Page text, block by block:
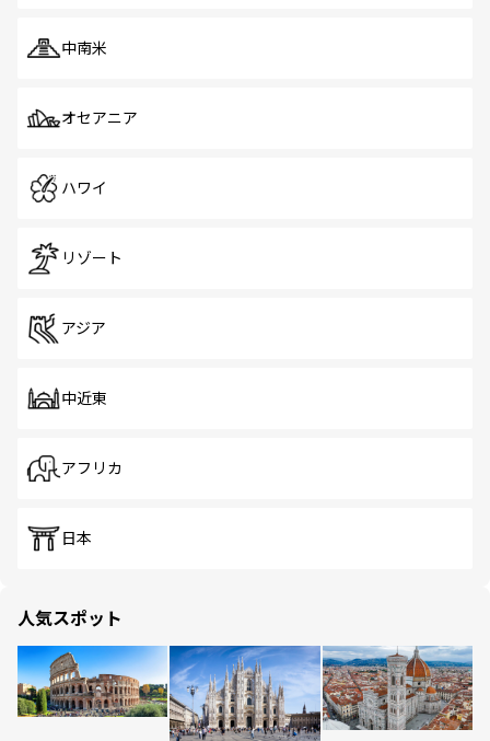
中南米
オセアニア
ハワイ
リゾート
アジア
中近東
アフリカ
日本
人気スポット